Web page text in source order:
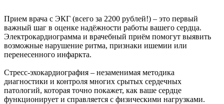
Прием врача с ЭКГ (всего за 2200 рублей!) – это первый
важный шаг в оценке надёжности работы вашего сердца.
Электрокардиограмма и врачебный приём помогут выявить
возможные нарушение ритма, признаки ишемии или
перенесенного инфаркта.
Стресс-эхокардиография – незаменимая методика
диагностики и контроля многих срытых сердечных
патологий, которая точно покажет, как ваше сердце
функционирует и справляется с физическими нагрузками.